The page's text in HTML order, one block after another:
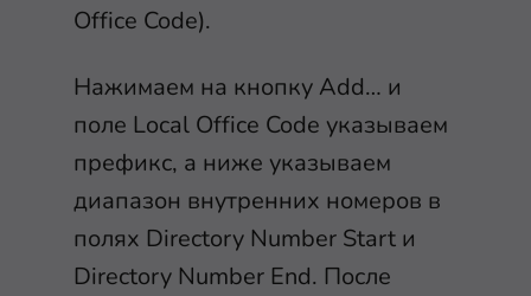
Office Code).
Нажимаем на кнопку Add… и
поле Local Office Code указываем
префикс, а ниже указываем
диапазон внутренних номеров в
полях Directory Number Start и
Directory Number End. После